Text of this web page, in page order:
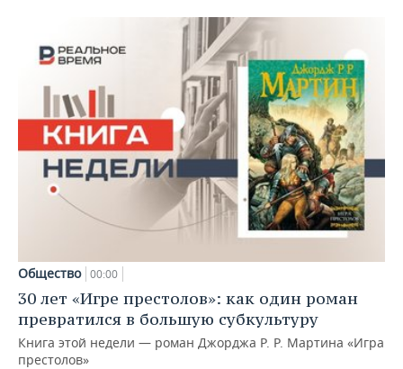
Общество 00:00
30 лет «Игре престолов»: как один роман
превратился в большую субкультуру
Книга этой недели — роман Джорджа Р. Р. Мартина «Игра
престолов»